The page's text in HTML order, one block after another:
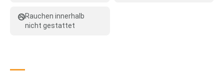
Rauchen innerhalb
nicht gestattet